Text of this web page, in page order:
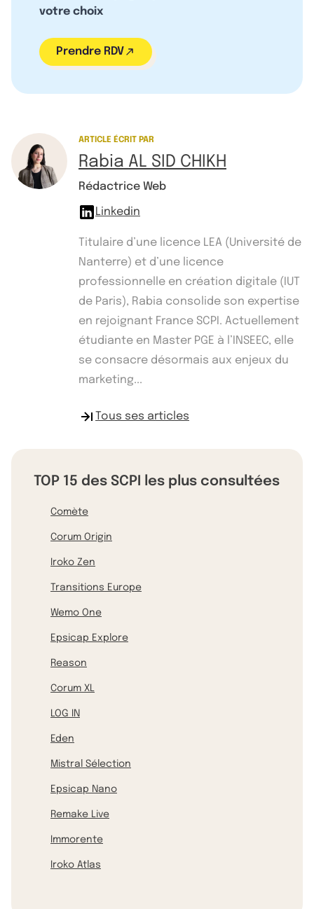
votre choix
Prendre RDV
ARTICLE ÉCRIT PAR
Rabia AL SID CHIKH
Rédactrice Web
Linkedin
Titulaire d’une licence LEA (Université de
Nanterre) et d’une licence
professionnelle en création digitale (IUT
de Paris), Rabia consolide son expertise
en rejoignant France SCPI. Actuellement
étudiante en Master PGE à l’INSEEC, elle
se consacre désormais aux enjeux du
marketing...
Tous ses articles
TOP 15 des SCPI les plus consultées
Comète
Corum Origin
Iroko Zen
Transitions Europe
Wemo One
Epsicap Explore
Reason
Corum XL
LOG IN
Eden
Mistral Sélection
Epsicap Nano
Remake Live
Immorente
Iroko Atlas